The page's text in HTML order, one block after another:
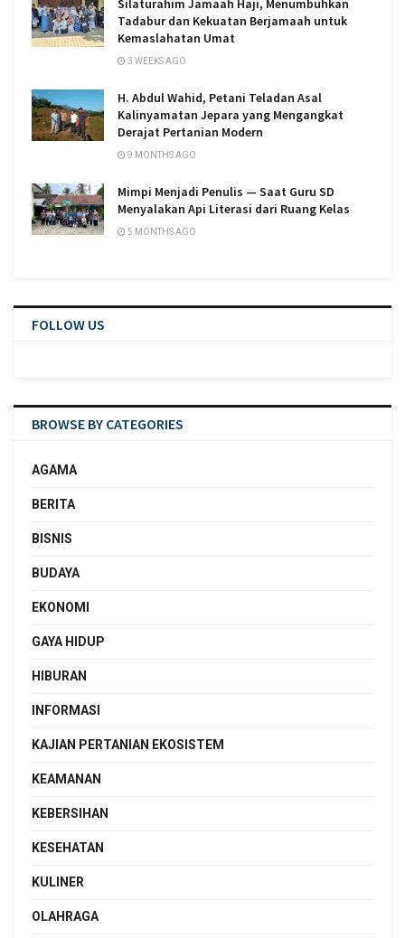
Silaturahim Jamaah Haji, Menumbuhkan
Tadabur dan Kekuatan Berjamaah untuk
Kemaslahatan Umat
3 WEEKS AGO
H. Abdul Wahid, Petani Teladan Asal
Kalinyamatan Jepara yang Mengangkat
Derajat Pertanian Modern
9 MONTHS AGO
Mimpi Menjadi Penulis — Saat Guru SD
Menyalakan Api Literasi dari Ruang Kelas
5 MONTHS AGO
FOLLOW US
BROWSE BY CATEGORIES
AGAMA
BERITA
BISNIS
BUDAYA
EKONOMI
GAYA HIDUP
HIBURAN
INFORMASI
KAJIAN PERTANIAN EKOSISTEM
KEAMANAN
KEBERSIHAN
KESEHATAN
KULINER
OLAHRAGA